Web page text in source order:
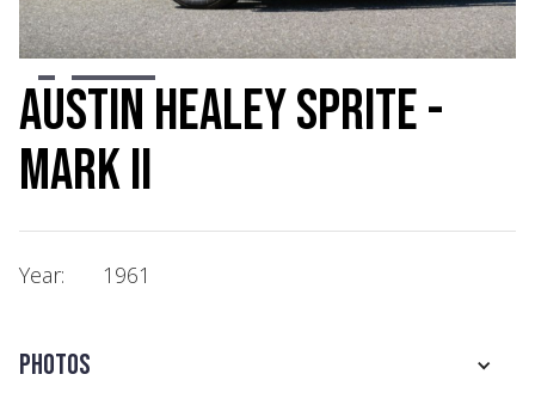
Austin Healey Sprite -
Mark II
Year: 1961
Photos